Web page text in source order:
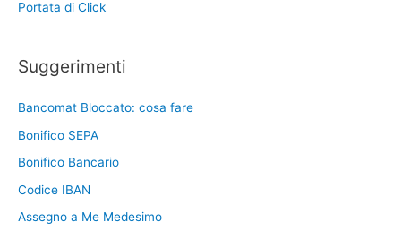
Portata di Click
Suggerimenti
Bancomat Bloccato: cosa fare
Bonifico SEPA
Bonifico Bancario
Codice IBAN
Assegno a Me Medesimo